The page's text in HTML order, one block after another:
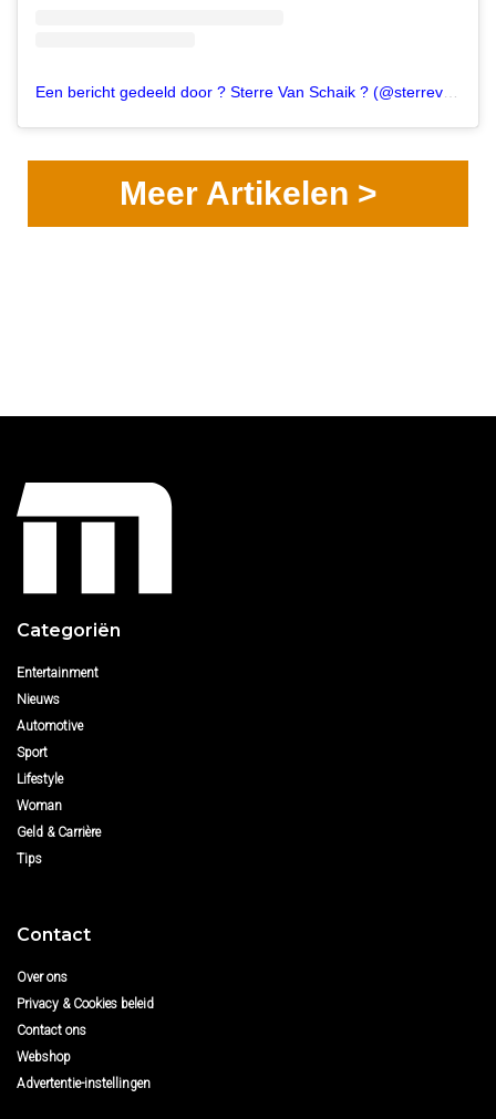
Meer Artikelen >
Categoriën
Entertainment
Nieuws
Automotive
Sport
Lifestyle
Woman
Geld & Carrière
Tips
Contact
Over ons
Privacy & Cookies beleid
Contact ons
Webshop
Advertentie-instellingen